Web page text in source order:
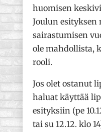
huomisen
Joulun
sairastumisen
ole mahdollista,
rooli.
Jos olet ostanut
haluat käyttää
esityksiin (pe
tai su 12.12. klo